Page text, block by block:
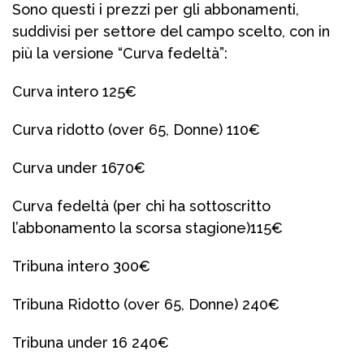
Sono questi i prezzi per gli abbonamenti,
suddivisi per settore del campo scelto, con in
più la versione “Curva fedeltà”:
Curva intero 125€
Curva ridotto (over 65, Donne) 110€
Curva under 1670€
Curva fedeltà (per chi ha sottoscritto
l’abbonamento la scorsa stagione)115€
Tribuna intero 300€
Tribuna Ridotto (over 65, Donne) 240€
Tribuna under 16 240€